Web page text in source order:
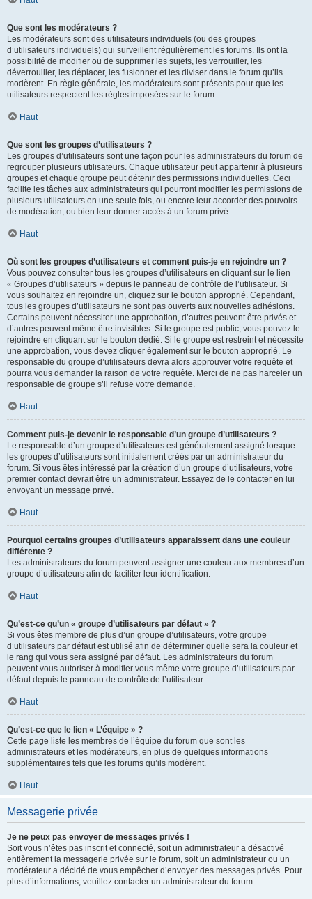
Que sont les modérateurs ?
Les modérateurs sont des utilisateurs individuels (ou des groupes
d’utilisateurs individuels) qui surveillent régulièrement les forums. Ils ont la
possibilité de modifier ou de supprimer les sujets, les verrouiller, les
déverrouiller, les déplacer, les fusionner et les diviser dans le forum qu’ils
modèrent. En règle générale, les modérateurs sont présents pour que les
utilisateurs respectent les règles imposées sur le forum.
Haut
Que sont les groupes d’utilisateurs ?
Les groupes d’utilisateurs sont une façon pour les administrateurs du forum de
regrouper plusieurs utilisateurs. Chaque utilisateur peut appartenir à plusieurs
groupes et chaque groupe peut détenir des permissions individuelles. Ceci
facilite les tâches aux administrateurs qui pourront modifier les permissions de
plusieurs utilisateurs en une seule fois, ou encore leur accorder des pouvoirs
de modération, ou bien leur donner accès à un forum privé.
Haut
Où sont les groupes d’utilisateurs et comment puis-je en rejoindre un ?
Vous pouvez consulter tous les groupes d’utilisateurs en cliquant sur le lien
« Groupes d’utilisateurs » depuis le panneau de contrôle de l’utilisateur. Si
vous souhaitez en rejoindre un, cliquez sur le bouton approprié. Cependant,
tous les groupes d’utilisateurs ne sont pas ouverts aux nouvelles adhésions.
Certains peuvent nécessiter une approbation, d’autres peuvent être privés et
d’autres peuvent même être invisibles. Si le groupe est public, vous pouvez le
rejoindre en cliquant sur le bouton dédié. Si le groupe est restreint et nécessite
une approbation, vous devez cliquer également sur le bouton approprié. Le
responsable du groupe d’utilisateurs devra alors approuver votre requête et
pourra vous demander la raison de votre requête. Merci de ne pas harceler un
responsable de groupe s’il refuse votre demande.
Haut
Comment puis-je devenir le responsable d’un groupe d’utilisateurs ?
Le responsable d’un groupe d’utilisateurs est généralement assigné lorsque
les groupes d’utilisateurs sont initialement créés par un administrateur du
forum. Si vous êtes intéressé par la création d’un groupe d’utilisateurs, votre
premier contact devrait être un administrateur. Essayez de le contacter en lui
envoyant un message privé.
Haut
Pourquoi certains groupes d’utilisateurs apparaissent dans une couleur
différente ?
Les administrateurs du forum peuvent assigner une couleur aux membres d’un
groupe d’utilisateurs afin de faciliter leur identification.
Haut
Qu’est-ce qu’un « groupe d’utilisateurs par défaut » ?
Si vous êtes membre de plus d’un groupe d’utilisateurs, votre groupe
d’utilisateurs par défaut est utilisé afin de déterminer quelle sera la couleur et
le rang qui vous sera assigné par défaut. Les administrateurs du forum
peuvent vous autoriser à modifier vous-même votre groupe d’utilisateurs par
défaut depuis le panneau de contrôle de l’utilisateur.
Haut
Qu’est-ce que le lien « L’équipe » ?
Cette page liste les membres de l’équipe du forum que sont les
administrateurs et les modérateurs, en plus de quelques informations
supplémentaires tels que les forums qu’ils modèrent.
Haut
Messagerie privée
Je ne peux pas envoyer de messages privés !
Soit vous n’êtes pas inscrit et connecté, soit un administrateur a désactivé
entièrement la messagerie privée sur le forum, soit un administrateur ou un
modérateur a décidé de vous empêcher d’envoyer des messages privés. Pour
plus d’informations, veuillez contacter un administrateur du forum.